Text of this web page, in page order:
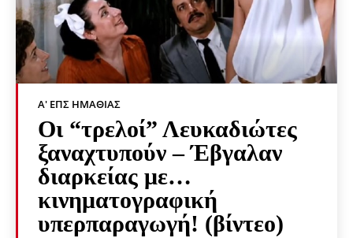
Α' ΕΠΣ ΗΜΑΘΊΑΣ
Οι “τρελοί” Λευκαδιώτες
ξαναχτυπούν – Έβγαλαν
διαρκείας με…
κινηματογραφική
υπερπαραγωγή! (βίντεο)